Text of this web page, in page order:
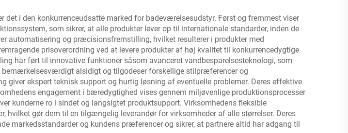
i den konkurrenceudsatte marked for badeværelsesudstyr. Først og fremmest viser
som sikrer, at alle produkter lever op til internationale standarder, inden de
automatisering og præcisionsfremstilling, hvilket resulterer i produkter med
prisoverordning ved at levere produkter af høj kvalitet til konkurrencedygtige
har ført til innovative funktioner såsom avanceret vandbesparelsesteknologi, som
bemærkelsesværdigt alsidigt og tilgodeser forskellige stilpræferencer og
ekspert teknisk support og hurtig løsning af eventuelle problemer. Deres effektive
engagement i bæredygtighed vises gennem miljøvenlige produktionsprocesser
kunderne ro i sindet og langsigtet produktsupport. Virksomhedens fleksible
hvilket gør dem til en tilgængelig leverandør for virksomheder af alle størrelser. Deres
markedsstandarder og kundens præferencer og sikrer, at partnere altid har adgang til